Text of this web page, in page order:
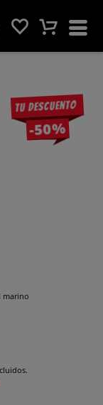
Tu descuento
-50%
marino